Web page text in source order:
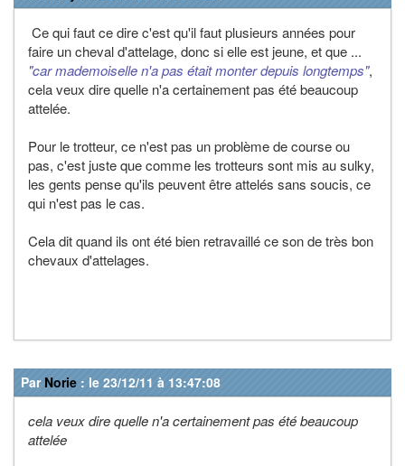
Ce qui faut ce dire c'est qu'il faut plusieurs années pour
faire un cheval d'attelage, donc si elle est jeune, et que ...
"car mademoiselle n'a pas était monter depuis longtemps",
cela veux dire quelle n'a certainement pas été beaucoup
attelée.
Pour le trotteur, ce n'est pas un problème de course ou
pas, c'est juste que comme les trotteurs sont mis au sulky,
les gents pense qu'ils peuvent être attelés sans soucis, ce
qui n'est pas le cas.
Cela dit quand ils ont été bien retravaillé ce son de très bon
chevaux d'attelages.
Par Norie : le 23/12/11 à 13:47:08
cela veux dire quelle n'a certainement pas été beaucoup
attelée